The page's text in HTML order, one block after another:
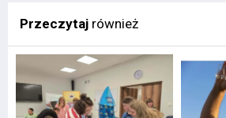
Przeczytaj również